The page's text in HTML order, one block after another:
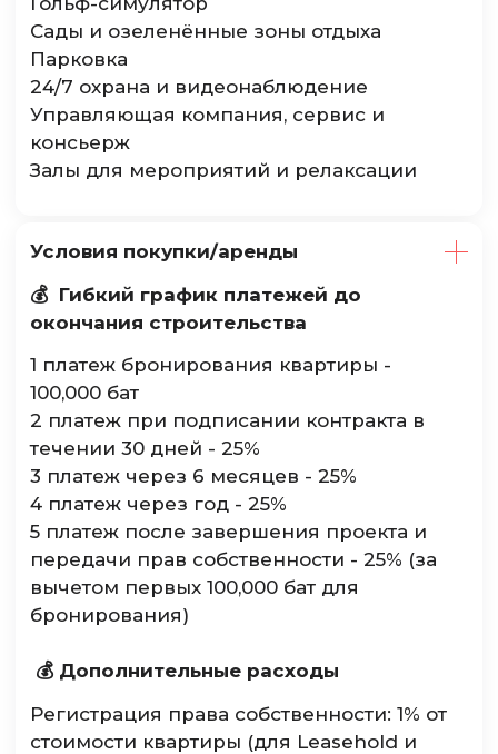
Сады и озеленённые зоны отдыха
Парковка
24/7 охрана и видеонаблюдение
Управляющая компания, сервис и
консьерж
Залы для мероприятий и релаксации
Условия покупки/аренды
💰 Гибкий график платежей до
окончания строительства
1 платеж бронирования квартиры -
100,000 бат
2 платеж при подписании контракта в
течении 30 дней - 25%
3 платеж через 6 месяцев - 25%
4 платеж через год - 25%
5 платеж после завершения проекта и
передачи прав собственности - 25% (за
вычетом первых 100,000 бат для
бронирования)
💰 Дополнительные расходы
Регистрация права собственности: 1% от
стоимости квартиры (для Leasehold и